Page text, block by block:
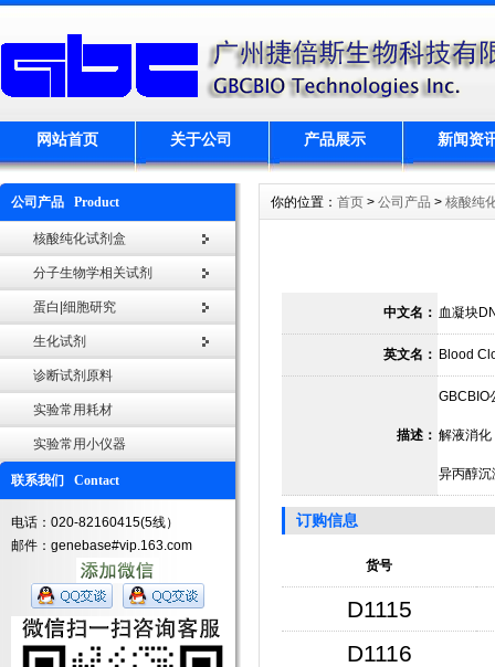
网站首页 关于公司 产品展示 新闻资
公司产品 Product
核酸纯化试剂盒
分子生物学相关试剂
蛋白|细胞研究
生化试剂
诊断试剂原料
实验常用耗材
实验常用小仪器
联系我们 Contact
电话：020-82160415(5线）
邮件：genebase#vip.163.com
你的位置： 首页 > 公司产品 > 核酸纯
中文名： 血凝块
英文名： Blood
描述：
GBCBIO
解液消
异丙醇
订购信息
货号
D1115
D1116